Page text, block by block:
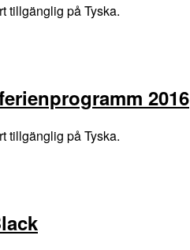
tillgänglig på Tyska.
2016
tillgänglig på Tyska.